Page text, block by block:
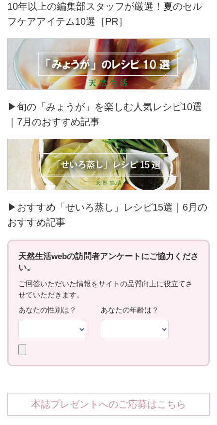
10年以上の編集部スタッフが厳選！夏のセル
フケアアイテム10選［PR］
▶旬の「みょうが」を楽しむ人気レシピ10選
｜7月のおすすめ記事
▶おすすめ「せいろ蒸し」レシピ15選｜6月の
おすすめ記事
本誌プレゼントへのご応募はこちら